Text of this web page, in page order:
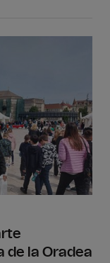
de la Oradea